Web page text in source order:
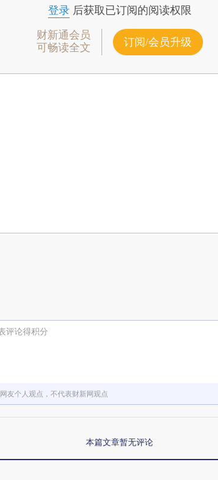
登录后获取已订阅的阅读权限
财新通会员
可畅读全文
订阅/会员升级
评论得积分
友个人观点，不代表财新网观点
本篇文章暂无评论